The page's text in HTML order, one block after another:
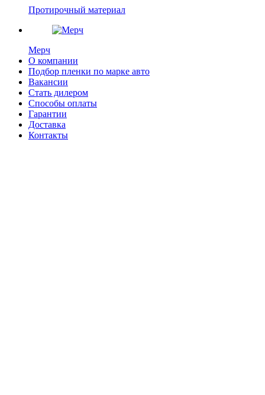
Протирочный материал
Мерч
О компании
Подбор пленки по марке авто
Вакансии
Стать дилером
Способы оплаты
Гарантии
Доставка
Контакты